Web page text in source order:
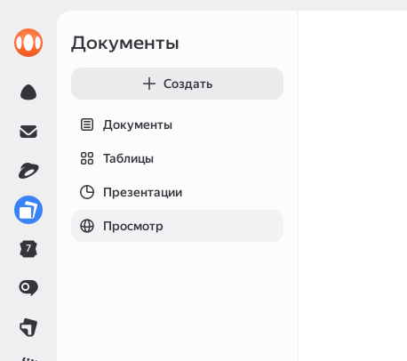
7
Документы
Создать
Документы
Таблицы
Презентации
Просмотр